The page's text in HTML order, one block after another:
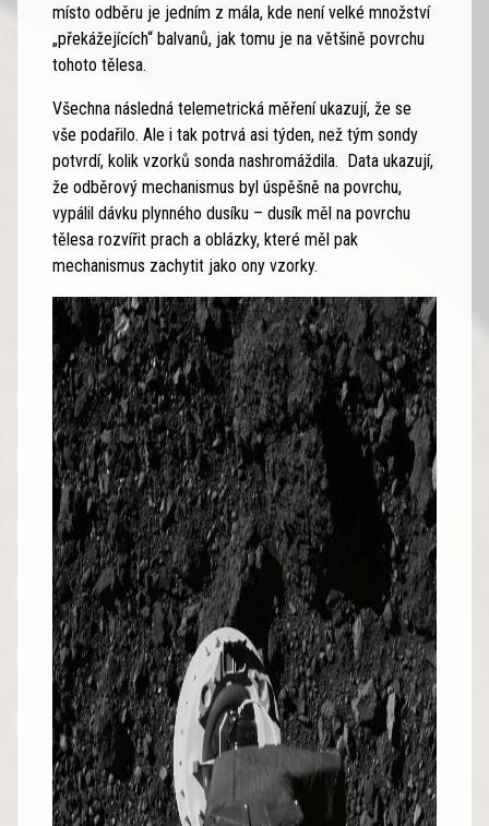
místo odběru je jedním z mála, kde není velké množství
„překážejících“ balvanů, jak tomu je na většině povrchu
tohoto tělesa.
Všechna následná telemetrická měření ukazují, že se
vše podařilo. Ale i tak potrvá asi týden, než tým sondy
potvrdí, kolik vzorků sonda nashromáždila. Data ukazují,
že odběrový mechanismus byl úspěšně na povrchu,
vypálil dávku plynného dusíku – dusík měl na povrchu
tělesa rozvířit prach a oblázky, které měl pak
mechanismus zachytit jako ony vzorky.